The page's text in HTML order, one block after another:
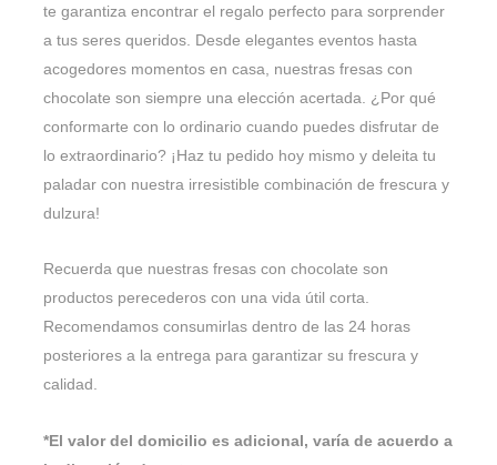
te garantiza encontrar el regalo perfecto para sorprender
a tus seres queridos. Desde elegantes eventos hasta
acogedores momentos en casa, nuestras fresas con
chocolate son siempre una elección acertada. ¿Por qué
conformarte con lo ordinario cuando puedes disfrutar de
lo extraordinario? ¡Haz tu pedido hoy mismo y deleita tu
paladar con nuestra irresistible combinación de frescura y
dulzura!
Recuerda que nuestras fresas con chocolate son
productos perecederos con una vida útil corta.
Recomendamos consumirlas dentro de las 24 horas
posteriores a la entrega para garantizar su frescura y
calidad.
*El valor del domicilio es adicional, varía de acuerdo a